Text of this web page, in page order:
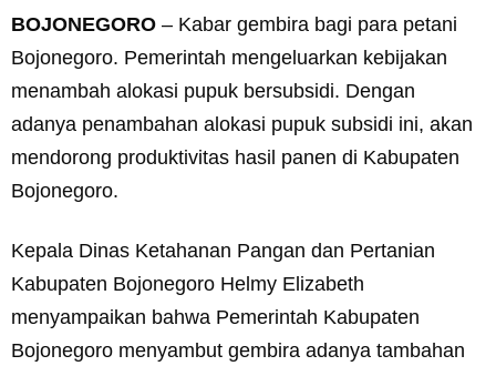
BOJONEGORO – Kabar gembira bagi para petani
Bojonegoro. Pemerintah mengeluarkan kebijakan
menambah alokasi pupuk bersubsidi. Dengan
adanya penambahan alokasi pupuk subsidi ini, akan
mendorong produktivitas hasil panen di Kabupaten
Bojonegoro.
Kepala Dinas Ketahanan Pangan dan Pertanian
Kabupaten Bojonegoro Helmy Elizabeth
menyampaikan bahwa Pemerintah Kabupaten
Bojonegoro menyambut gembira adanya tambahan